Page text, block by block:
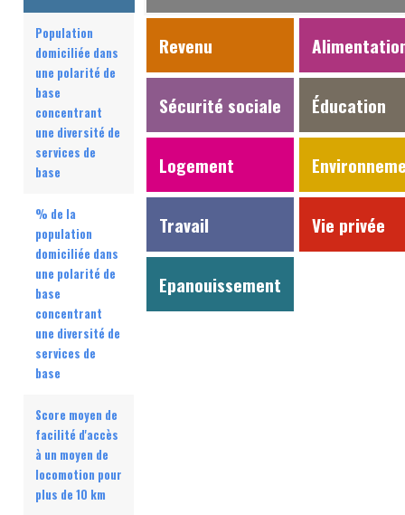
Population
domiciliée dans
une polarité de
base
concentrant
une diversité de
services de
base
% de la
population
domiciliée dans
une polarité de
base
concentrant
une diversité de
services de
base
Score moyen de
facilité d'accès
à un moyen de
locomotion pour
plus de 10 km
Revenu
Sécurité sociale Éducation
Logement
Travail Vie privée
Epanouissement